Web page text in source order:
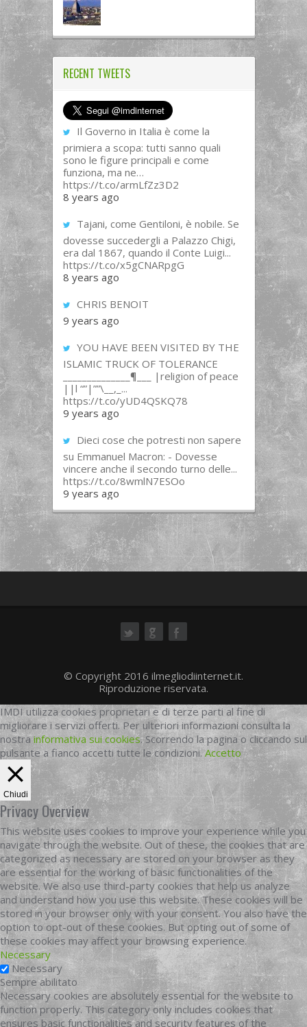
RECENT TWEETS
Il Governo in Italia è come la
primiera a scopa: tutti sanno quali
sono le figure principali e come
funziona, ma ne…
https://t.co/armLfZz3D2
8 years ago
Tajani, come Gentiloni, è nobile. Se
dovesse succedergli a Palazzo Chigi,
era dal 1867, quando il Conte Luigi...
https://t.co/x5gCNARpgG
8 years ago
CHRIS BENOIT
9 years ago
YOU HAVE BEEN VISITED BY THE
ISLAMIC TRUCK OF TOLERANCE
______________¶___ |religion of peace
||l “”|””\__,_...
https://t.co/yUD4QSKQ78
9 years ago
Dieci cose che potresti non sapere
su Emmanuel Macron: - Dovesse
vincere anche il secondo turno delle...
https://t.co/8wmlN7ESOo
9 years ago
© Copyright 2016 ilmegliodiinternet.it.
Riproduzione riservata.
IMDI utilizza cookies proprietari e di terze parti al fine di
migliorare i servizi offerti. Per ulteriori informazioni consulta la
nostrainformativa sui cookies. Scorrendo la pagina o cliccando sul
pulsante a fianco accetti tutte le condizioni.Accetto
Chiudi
Privacy Overview
This website uses cookies to improve your experience while you
navigate through the website. Out of these, the cookies that are
categorized as necessary are stored on your browser as they
are essential for the working of basic functionalities of the
website. We also use third-party cookies that help us analyze
and understand how you use this website. These cookies will be
stored in your browser only with your consent. You also have the
option to opt-out of these cookies. But opting out of some of
these cookies may affect your browsing experience.
Necessary
Necessary
Sempre abilitato
Necessary cookies are absolutely essential for the website to
function properly. This category only includes cookies that
ensures basic functionalities and security features of the